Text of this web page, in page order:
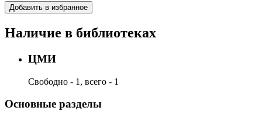
Добавить в избранное
Наличие в библиотеках
ЦМИ
Свободно - 1, всего - 1
Основные разделы